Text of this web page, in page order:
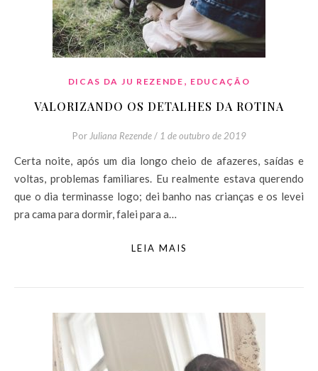
DICAS DA JU REZENDE , EDUCAÇÃO
VALORIZANDO OS DETALHES DA ROTINA
Por Juliana Rezende / 1 de outubro de 2019
Certa noite, após um dia longo cheio de afazeres, saídas e
voltas, problemas familiares. Eu realmente estava querendo
que o dia terminasse logo; dei banho nas crianças e os levei
pra cama para dormir, falei para a…
LEIA MAIS